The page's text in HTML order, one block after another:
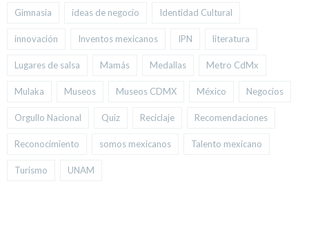
Gimnasia ideas de negocio Identidad Cultural
innovación Inventos mexicanos IPN literatura
Lugares de salsa Mamás Medallas Metro CdMx
Mulaka Museos Museos CDMX México Negocios
Orgullo Nacional Quiz Reciclaje Recomendaciones
Reconocimiento somos mexicanos Talento mexicano
Turismo UNAM